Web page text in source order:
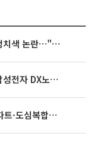
김희철, '뒤집힌 태극기' 지적 후 정치색 논란…"좌우 떠나 우리나라 국기"
3445억 자사주 지급 마쳤는데...삼성전자 DX노조, 뒤늦은 '떼쓰기 집회'
영끌 '주택공급' 대책 임박⋯비아파트·도심복합까지 총동원